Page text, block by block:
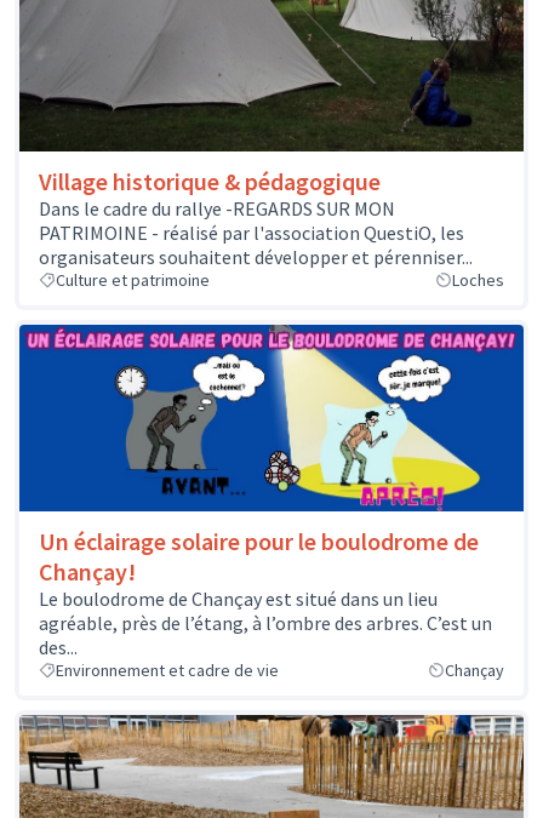
Village historique & pédagogique
Dans le cadre du rallye -REGARDS SUR MON
PATRIMOINE - réalisé par l'association QuestiO, les
organisateurs souhaitent développer et pérenniser...
Culture et patrimoine Loches
Un éclairage solaire pour le boulodrome de
Chançay!
Le boulodrome de Chançay est situé dans un lieu
agréable, près de l’étang, à l’ombre des arbres. C’est un
des...
Environnement et cadre de vie Chançay